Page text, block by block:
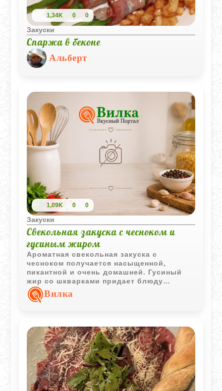
1,34K 0 0
Закуски
Спаржа в беконе
Альберт
1,09K 0 0
Закуски
Свекольная закуска с чесноком и
гусиным жиром
Ароматная свекольная закуска с
чесноком получается насыщенной,
пикантной и очень домашней. Гусиный
жир со шкварками придает блюду
особый вкус, а свекла делает его мягким
и сочным.
Вилка